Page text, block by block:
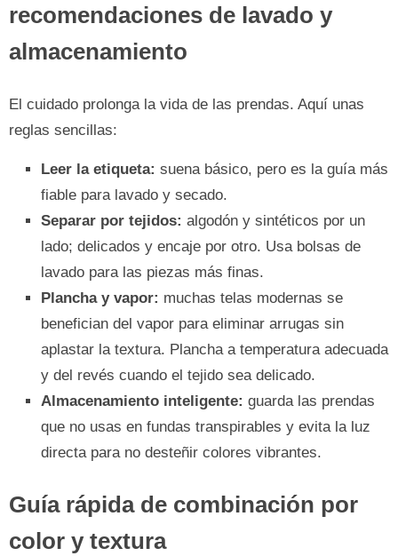
recomendaciones de lavado y
almacenamiento
El cuidado prolonga la vida de las prendas. Aquí unas
reglas sencillas:
Leer la etiqueta: suena básico, pero es la guía más
fiable para lavado y secado.
Separar por tejidos: algodón y sintéticos por un
lado; delicados y encaje por otro. Usa bolsas de
lavado para las piezas más finas.
Plancha y vapor: muchas telas modernas se
benefician del vapor para eliminar arrugas sin
aplastar la textura. Plancha a temperatura adecuada
y del revés cuando el tejido sea delicado.
Almacenamiento inteligente: guarda las prendas
que no usas en fundas transpirables y evita la luz
directa para no desteñir colores vibrantes.
Guía rápida de combinación por
color y textura